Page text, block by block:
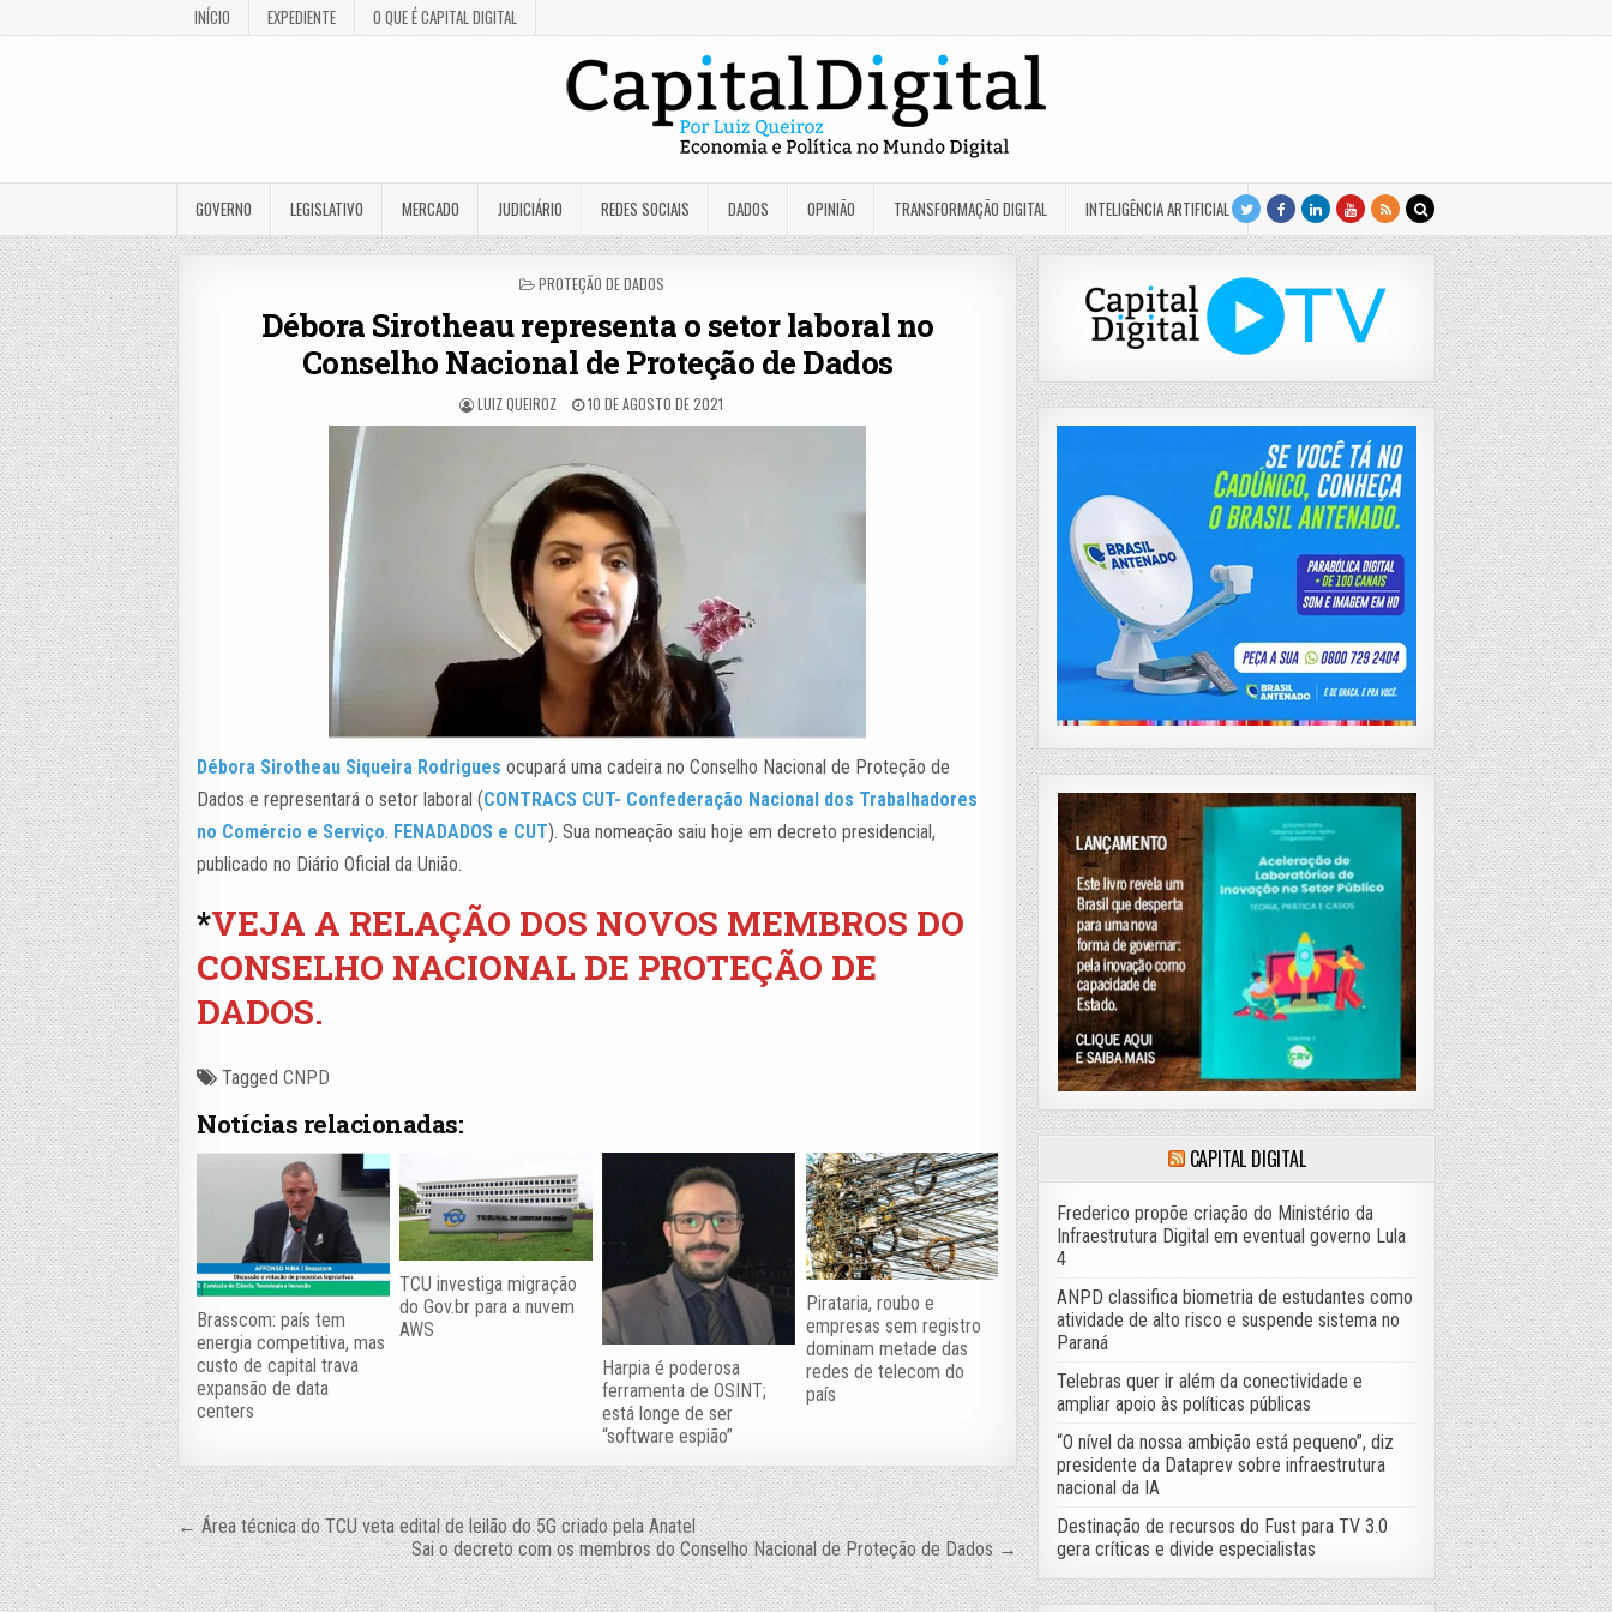
INÍCIO EXPEDIENTE O QUE É CAPITAL DIGITAL
GOVERNO LEGISLATIVO MERCADO JUDICIÁRIO REDES SOCIAIS DADOS OPINIÃO TRANSFORMAÇÃO DIGITAL INTELIGÊNCIA ARTIFICIAL
POSTED
PROTEÇÃO DE DADOS
Débora Sirotheau representa o setor laboral no
Conselho Nacional de Proteção de Dados
LUIZ QUEIROZ 10 DE AGOSTO DE 2021
Débora Sirotheau Siqueira Rodrigues ocupará uma cadeira no Conselho Nacional de Proteção de
Dados e representará o setor laboral (CONTRACS CUT- Confederação Nacional dos Trabalhadores
no Comércio e Serviço. FENADADOS e CUT). Sua nomeação saiu hoje em decreto presidencial,
publicado no Diário Oficial da União.
*VEJA A RELAÇÃO DOS NOVOS MEMBROS DO
CONSELHO NACIONAL DE PROTEÇÃO DE
DADOS.
TaggedCNPD
Notícias relacionadas:
Brasscom: país tem
energia competitiva, mas
custo de capital trava
expansão de data
centers
TCU investiga migração
do Gov.br para a nuvem
AWS
Harpia é poderosa
ferramenta de OSINT;
está longe de ser
“software espião”
Pirataria, roubo e
empresas sem registro
dominam metade das
redes de telecom do
país
Navegação
de
← Área técnica do TCU veta edital de leilão do 5G criado pela Anatel
Sai o decreto com os membros do Conselho Nacional de Proteção de Dados →
CAPITAL DIGITAL
Frederico propõe criação do Ministério da
Infraestrutura Digital em eventual governo Lula
4
ANPD classifica biometria de estudantes como
atividade de alto risco e suspende sistema no
Paraná
Telebras quer ir além da conectividade e
ampliar apoio às políticas públicas
“O nível da nossa ambição está pequeno”, diz
presidente da Dataprev sobre infraestrutura
nacional da IA
Destinação de recursos do Fust para TV 3.0
gera críticas e divide especialistas